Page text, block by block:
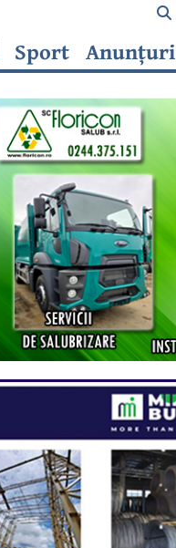
Sport Anunțuri